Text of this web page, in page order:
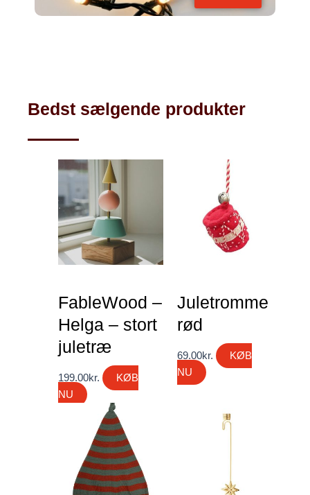
Bedst sælgende produkter
FableWood –
Helga – stort
juletræ
199.00kr.
KØB
NU
Juletromme
rød
69.00kr.
KØB
NU